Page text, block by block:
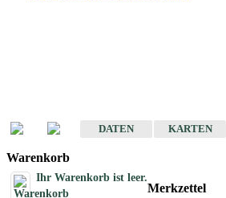
DATEN
KARTEN
Warenkorb
Ihr Warenkorb ist leer.
Merkzettel